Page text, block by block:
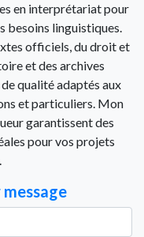
en interprétariat pour
besoins linguistiques.
officiels, du droit et
et des archives
qualité adaptés aux
et particuliers. Mon
garantissent des
pour vos projets